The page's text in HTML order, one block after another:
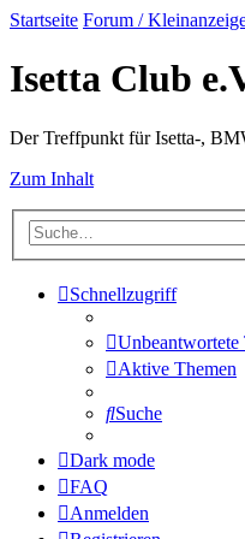
Startseite Forum /
Isetta Club
Der Treffpunkt für Isetta-,
Zum Inhalt
Schnellzugriff
Unbeantwortete
Aktive Themen
Suche
Dark mode
FAQ
Anmelden